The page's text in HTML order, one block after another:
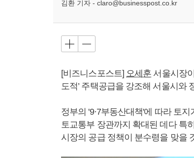
김환 기자 - claro@businesspost.co.kr
[비즈니스포스트] 오세훈 서울시장이
도적’ 주택공급을 강조해 서울시와
정부의 '9·7부동산대책'에 따라 토
토교통부 장관까지 확대된 데다 특
시장의 공급 정책이 분수령을 맞을